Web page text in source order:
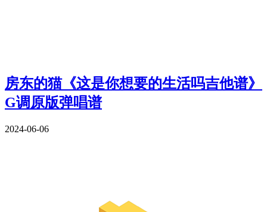
房东的猫《这是你想要的生活吗吉他谱》
G调原版弹唱谱
2024-06-06